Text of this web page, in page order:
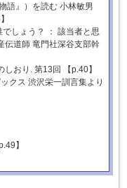
語』）を読む 小林敏男
しょう？ ： 該当者と思
伝道師 竜門社深谷支部幹
しおり. 第13回 【p.40】
クス 渋沢栄一訓言集より
】